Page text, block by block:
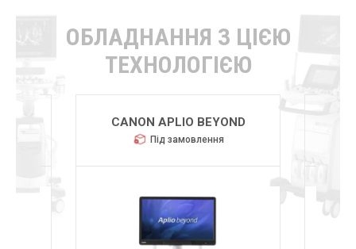
ОБЛАДНАННЯ З ЦІЄЮ
ТЕХНОЛОГІЄЮ
CANON APLIO BEYOND
Під замовлення